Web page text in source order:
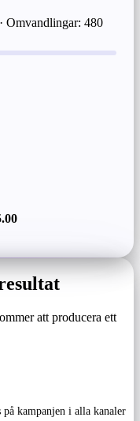
Omvandlingar: 480
att producera ett
på kampanjen i alla kanaler